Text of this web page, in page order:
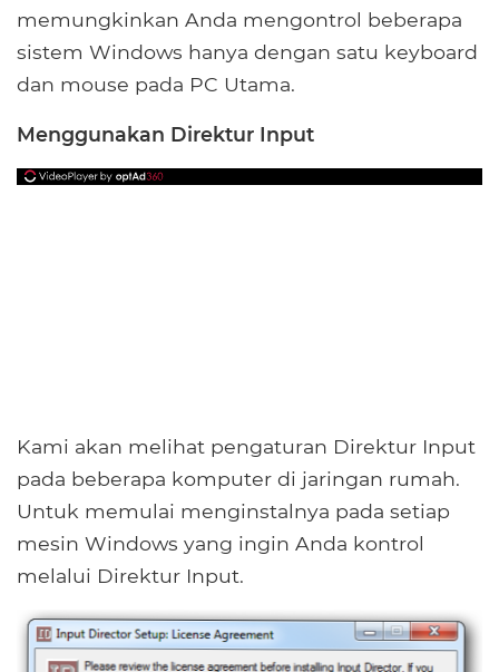
memungkinkan Anda mengontrol beberapa
sistem Windows hanya dengan satu keyboard
dan mouse pada PC Utama.
Menggunakan Direktur Input
Kami akan melihat pengaturan Direktur Input
pada beberapa komputer di jaringan rumah.
Untuk memulai menginstalnya pada setiap
mesin Windows yang ingin Anda kontrol
melalui Direktur Input.